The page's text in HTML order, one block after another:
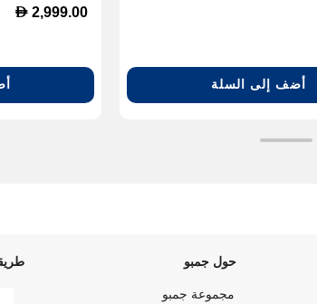
أضف إلى السلة
D 2,999.00
حول جمبو
مجموعة جمبو